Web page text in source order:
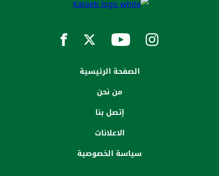
الصفحة الرئيسية
من نحن
إتصل بنا
الاعلانات
سياسة الخصوصية